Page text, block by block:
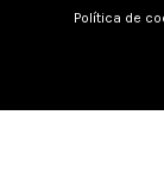
Política de